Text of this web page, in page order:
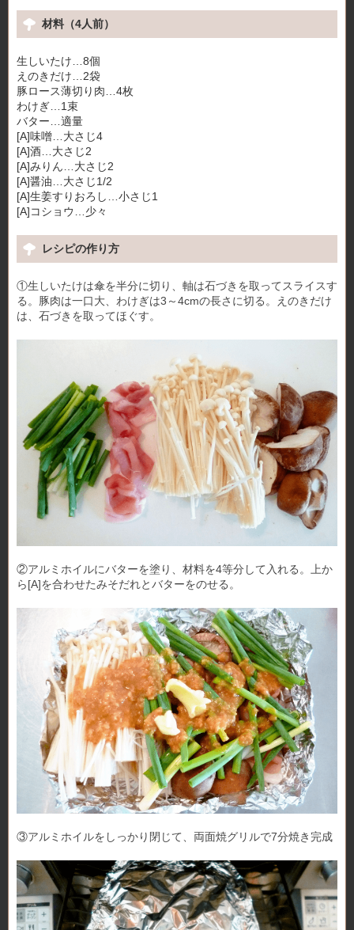
材料（4人前）
生しいたけ…8個
えのきだけ…2袋
豚ロース薄切り肉…4枚
わけぎ…1束
バター…適量
[A]味噌…大さじ4
[A]酒…大さじ2
[A]みりん…大さじ2
[A]醤油…大さじ1/2
[A]生姜すりおろし…小さじ1
[A]コショウ…少々
レシピの作り方
①生しいたけは傘を半分に切り、軸は石づきを取ってスライスす
る。豚肉は一口大、わけぎは3～4cmの長さに切る。えのきだけ
は、石づきを取ってほぐす。
②アルミホイルにバターを塗り、材料を4等分して入れる。上か
ら[A]を合わせたみそだれとバターをのせる。
③アルミホイルをしっかり閉じて、両面焼グリルで7分焼き完成